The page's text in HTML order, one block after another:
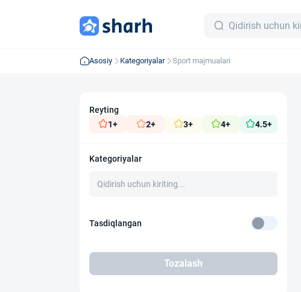
Asosiy Kategoriyalar Sport majmualari
Reyting
1+
2+ 3+ 4+ 4.5+
Kategoriyalar
Tasdiqlangan
Tozalash